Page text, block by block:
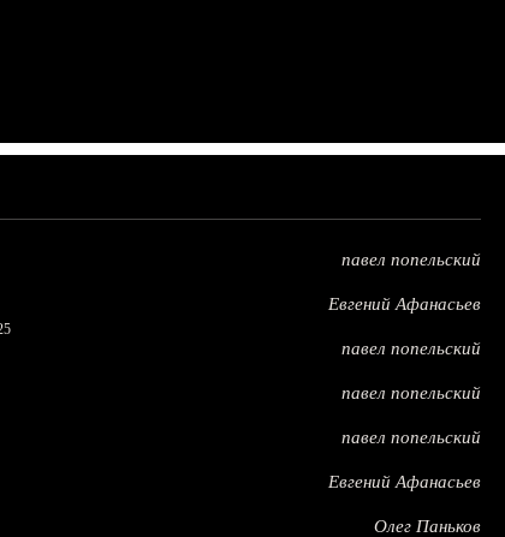
павел попельский
Евгений Афанасьев
павел попельский
павел попельский
павел попельский
Евгений Афанасьев
Олег Паньков